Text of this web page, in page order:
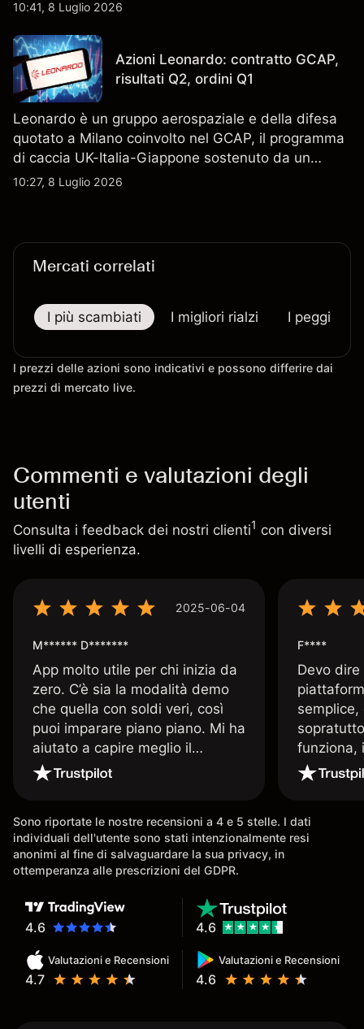
indicatore affidabile dei risultati futuri.
10:41, 8 Luglio 2026
Azioni Leonardo: contratto GCAP,
risultati Q2, ordini Q1
Leonardo è un gruppo aerospaziale e della difesa
quotato a Milano coinvolto nel GCAP, il programma
di caccia UK-Italia-Giappone sostenuto da un
contratto da 4,6 miliardi di sterline. I risultati
10:27, 8 Luglio 2026
Mercati correlati
I più scambiati I migliori rialzi I peggiori
I prezzi delle azioni sono indicativi e possono differire dai
prezzi di mercato live.
Commenti e valutazioni degli
utenti
Consulta i feedback dei nostri clienti1 con diversi
livelli di esperienza.
2025-06-04
M****** D*******
App molto utile per chi inizia da
zero. C’è sia la modalità demo
che quella con soldi veri, così
puoi imparare piano piano. Mi ha
aiutato a capire meglio il
trading. La consiglio a chi parte
senza esperienza.
F****
Devo
funziona,
Davide e'
spiega
Sono riportate le nostre recensioni a 4 e 5 stelle. I dati
individuali dell'utente sono stati intenzionalmente resi
anonimi al fine di salvaguardare la sua privacy, in
ottemperanza alle prescrizioni del GDPR.
4.6
Valutazioni e Recensioni
4.7
Valutazioni e Recensioni
4.6
4.6